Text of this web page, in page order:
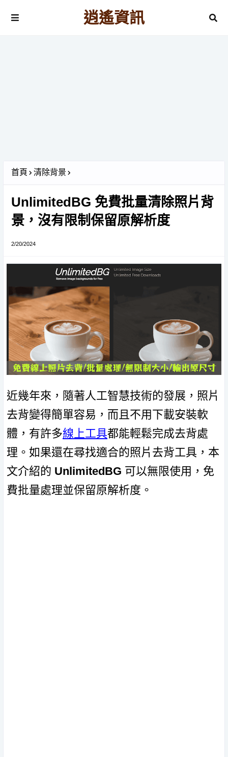
逍遙資訊
首頁 清除背景
UnlimitedBG 免費批量清除照片背
景，沒有限制保留原解析度
2/20/2024
近幾年來，隨著人工智慧技術的發展，照片
去背變得簡單容易，而且不用下載安裝軟
體，有許多線上工具都能輕鬆完成去背處
理。如果還在尋找適合的照片去背工具，本
文介紹的 UnlimitedBG 可以無限使用，免
費批量處理並保留原解析度。